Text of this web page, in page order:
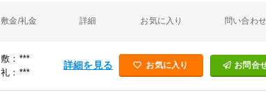
敷金/礼金 詳細 お気に入り 問い合わ
敷：***
礼：***
詳細を見る お気に入り お問合